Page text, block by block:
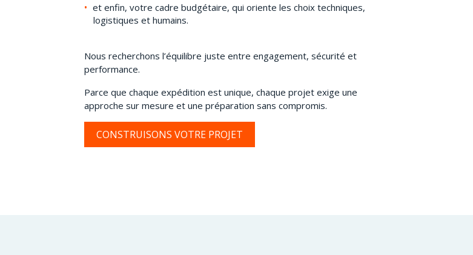
et enfin, votre cadre budgétaire, qui oriente les choix techniques,
logistiques et humains.
Nous recherchons l’équilibre juste entre engagement, sécurité et
performance.
Parce que chaque expédition est unique, chaque projet exige une
approche sur mesure et une préparation sans compromis.
CONSTRUISONS VOTRE PROJET